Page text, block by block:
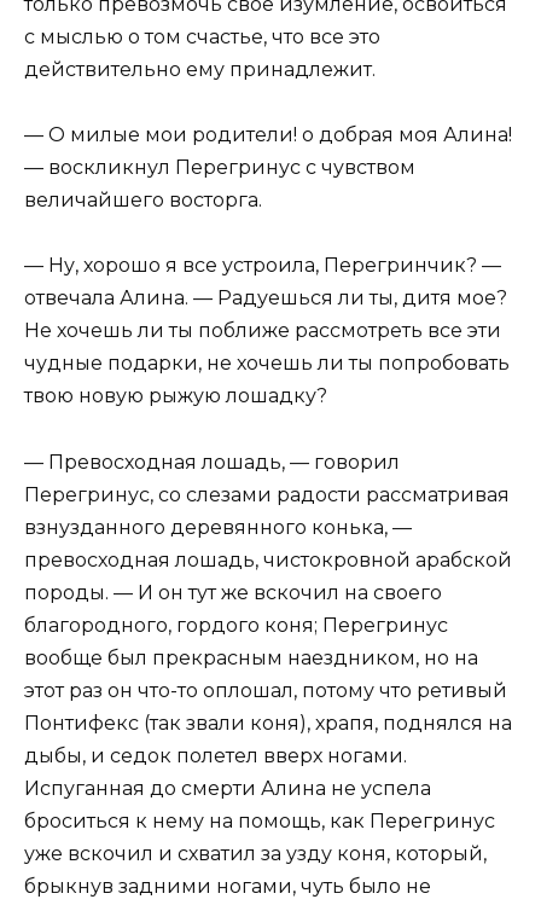
с мыслью о том счастье, что все это
действительно ему принадлежит.
— О милые мои родители! о добрая моя Алина!
— воскликнул Перегринус с чувством
величайшего восторга.
— Ну, хорошо я все устроила, Перегринчик? —
отвечала Алина. — Радуешься ли ты, дитя мое?
Не хочешь ли ты поближе рассмотреть все эти
чудные подарки, не хочешь ли ты попробовать
твою новую рыжую лошадку?
— Превосходная лошадь, — говорил
Перегринус, со слезами радости рассматривая
взнузданного деревянного конька, —
превосходная лошадь, чистокровной арабской
породы. — И он тут же вскочил на своего
благородного, гордого коня; Перегринус
вообще был прекрасным наездником, но на
этот раз он что-то оплошал, потому что ретивый
Понтифекс (так звали коня), храпя, поднялся на
дыбы, и седок полетел вверх ногами.
Испуганная до смерти Алина не успела
броситься к нему на помощь, как Перегринус
уже вскочил и схватил за узду коня, который,
брыкнув задними ногами, чуть было не